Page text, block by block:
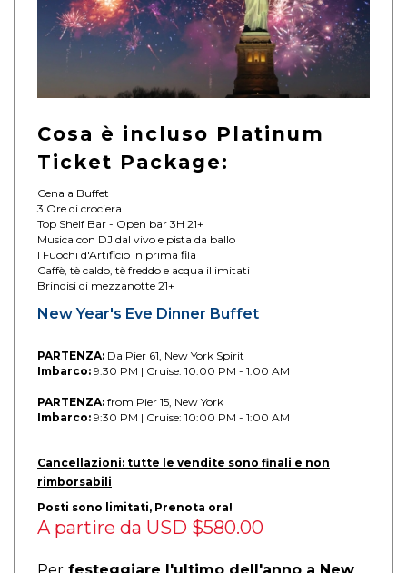
Cosa è incluso Platinum
Ticket Package:
Cena a Buffet
3 Ore di crociera
Top Shelf Bar - Open bar 3H 21+
Musica con DJ dal vivo e pista da ballo
I Fuochi d'Artificio in prima fila
Caffè, tè caldo, tè freddo e acqua illimitati
Brindisi di mezzanotte 21+
New Year's Eve Dinner Buffet
PARTENZA: Da Pier 61, New York Spirit
Imbarco: 9:30 PM | Cruise: 10:00 PM - 1:00 AM
PARTENZA: from Pier 15, New York
Imbarco: 9:30 PM | Cruise: 10:00 PM - 1:00 AM
Cancellazioni: tutte le vendite sono finali e non
rimborsabili
Posti sono limitati, Prenota ora!
A partire da USD $580.00
Per festeggiare l'ultimo dell'anno a New